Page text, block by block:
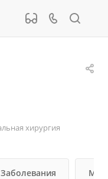
хирургия
Заболевания